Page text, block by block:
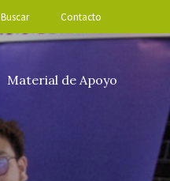
Buscar Contacto
Material de Apoyo